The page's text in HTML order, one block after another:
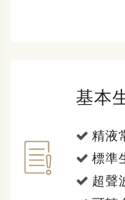
基本
精液
標準
超聲